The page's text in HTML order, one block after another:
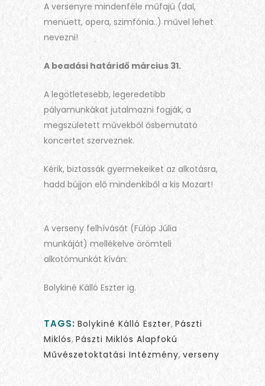
A versenyre mindenféle műfajú (dal,
menüett, opera, szimfónia..) művel lehet
nevezni!
A beadási határidő március 31.
A legötletesebb, legeredetibb
pályamunkákat jutalmazni fogják, a
megszületett művekből ősbemutató
koncertet szerveznek.
Kérik, biztassák gyermekeiket az alkotásra,
hadd bújjon elő mindenkiből a kis Mozart!
A verseny felhívását (Fülöp Júlia
munkáját) mellékelve örömteli
alkotómunkát kíván:
Bolykiné Kálló Eszter ig.
TAGS: Bolykiné Kálló Eszter, Pászti
Miklós, Pászti Miklós Alapfokú
Művészetoktatási Intézmény, verseny